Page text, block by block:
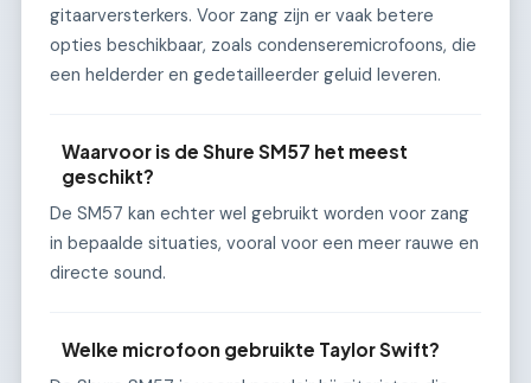
gitaarversterkers. Voor zang zijn er vaak betere
opties beschikbaar, zoals condenseremicrofoons, die
een helderder en gedetailleerder geluid leveren.
Waarvoor is de Shure SM57 het meest
geschikt?
De SM57 kan echter wel gebruikt worden voor zang
in bepaalde situaties, vooral voor een meer rauwe en
directe sound.
Welke microfoon gebruikte Taylor Swift?